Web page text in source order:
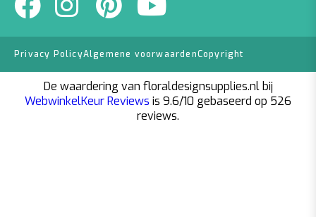
Privacy PolicyAlgemene voorwaardenCopyright
De waardering van floraldesignsupplies.nl bij
WebwinkelKeur Reviews is 9.6/10 gebaseerd op 526
reviews.